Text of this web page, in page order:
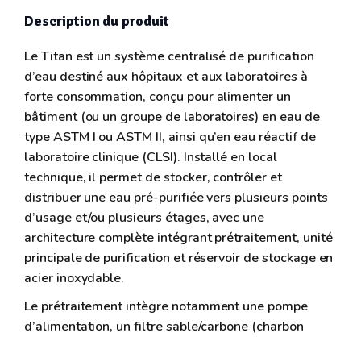
Description du produit
Le Titan est un système centralisé de purification
d’eau destiné aux hôpitaux et aux laboratoires à
forte consommation, conçu pour alimenter un
bâtiment (ou un groupe de laboratoires) en eau de
type ASTM I ou ASTM II, ainsi qu’en eau réactif de
laboratoire clinique (CLSI). Installé en local
technique, il permet de stocker, contrôler et
distribuer une eau pré-purifiée vers plusieurs points
d’usage et/ou plusieurs étages, avec une
architecture complète intégrant prétraitement, unité
principale de purification et réservoir de stockage en
acier inoxydable.
Le prétraitement intègre notamment une pompe
d’alimentation, un filtre sable/carbone (charbon